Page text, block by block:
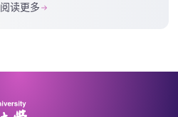
阅读更多